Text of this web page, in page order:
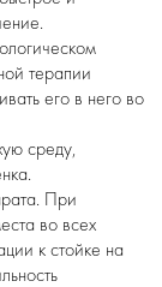
терапии
его в него во
среду,
При
во всех
к стойке на